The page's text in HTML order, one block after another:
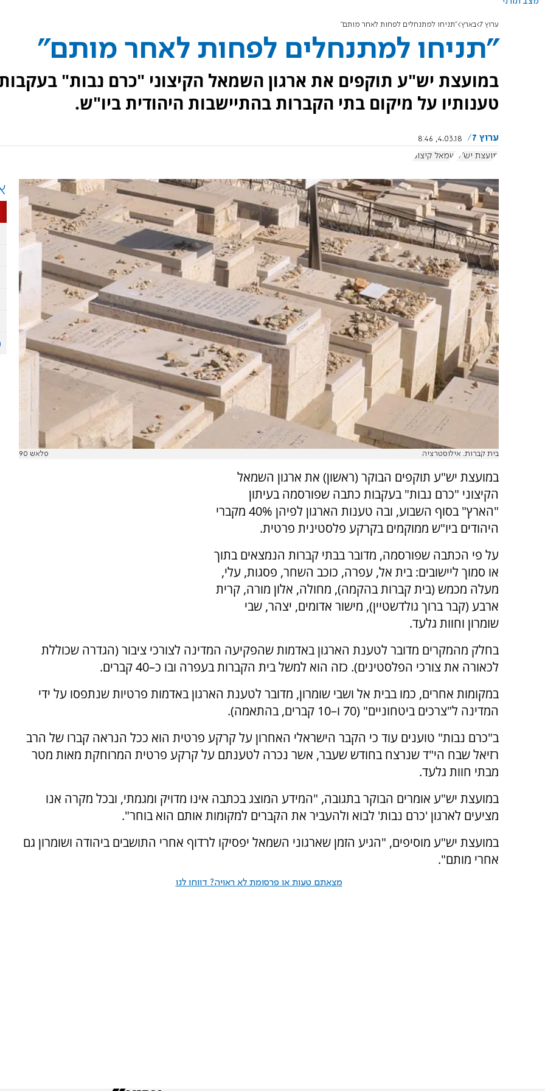
ערוץ 7 בארץ "תניחו למתנחלים לפחות לאחר מותם"
"תניחו למתנחלים לפחות לאחר מותם"
במועצת יש"ע תוקפים את ארגון השמאל הקיצוני "כרם נבות"
טענותיו על מיקום בתי הקברות בהתיישבות היהודית ביו"ש.
ערוץ 7
4.03.18, 8:46
מועצת יש"ע
שמאל קיצוני
בית קברות. אילוסטרציה פלאש 90
במועצת יש"ע תוקפים הבוקר (ראשון) את ארגון השמאל
הקיצוני "כרם נבות" בעקבות כתבה שפורסמה בעיתון
"הארץ" בסוף השבוע, ובה טענות הארגון לפיהן 40% מקברי
היהודים ביו"ש ממוקמים בקרקע פלסטינית פרטית.
על פי הכתבה שפורסמה, מדובר בבתי קברות הנמצאים בתוך
או סמוך ליישובים: בית אל, עפרה, כוכב השחר, פסגות, עלי,
מעלה מכמש (בית קברות בהקמה), מחולה, אלון מורה, קרית
ארבע (קבר ברוך גולדשטיין), מישור אדומים, יצהר, שבי
שומרון וחוות גלעד.
בחלק מהמקרים מדובר לטענת הארגון באדמות שהפקיעה המדינה לצורכי ציבור (הגדרה שכוללת
לכאורה את צורכי הפלסטינים). כזה הוא למשל בית הקברות בעפרה ובו כ–40 קברים.
במקומות אחרים, כמו בבית אל ושבי שומרון, מדובר לטענת הארגון באדמות פרטיות שנתפסו על ידי
המדינה ל"צרכים ביטחוניים" (70 ו–10 קברים, בהתאמה).
ב"כרם נבות" טוענים עוד כי הקבר הישראלי האחרון על קרקע פרטית הוא ככל הנראה קברו של הרב
רזיאל שבח הי"ד שנרצח בחודש שעבר, אשר נכרה לטענתם על קרקע פרטית המרוחקת מאות מטר
מבתי חוות גלעד.
במועצת יש"ע אומרים הבוקר בתגובה, "המידע המוצג בכתבה אינו מדויק ומגמתי, ובכל מקרה אנו
מציעים לארגון 'כרם נבות' לבוא ולהעביר את הקברים למקומות אותם הוא בוחר".
במועצת יש"ע מוסיפים, "הגיע הזמן שארגוני השמאל יפסיקו לרדוף אחרי התושבים ביהודה ושומרון גם
אחרי מותם".
מצאתם טעות או פרסומת לא ראויה? דווחו לנו